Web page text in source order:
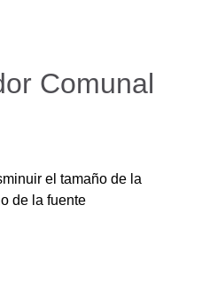
Comunal
el tamaño de la
de la fuente